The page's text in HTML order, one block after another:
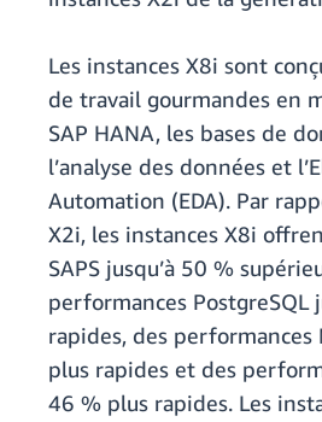
Les instances X8i sont
de travail gourmandes en
SAP HANA, les bases de
l’analyse des données et
Automation (EDA). Par
X2i, les instances X8i
SAPS jusqu’à 50 %
performances PostgreSQL
rapides, des performances
plus rapides et des
46 % plus rapides. Les